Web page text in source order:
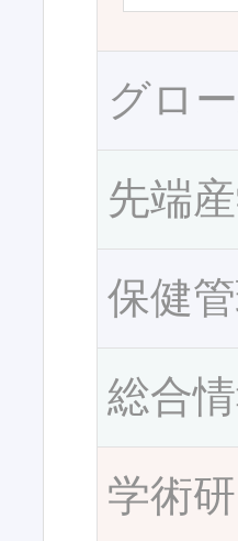
グロ
先端
保健
総合
学術